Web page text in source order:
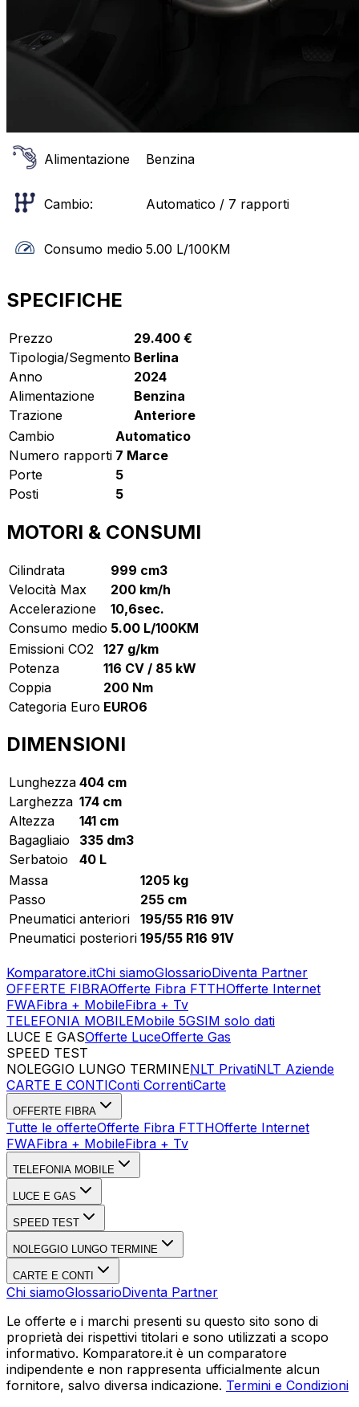
Alimentazione Benzina
Cambio: Automatico / 7 rapporti
Consumo medio 5.00 L/100KM
SPECIFICHE
Prezzo
29.400 €
Tipologia/Segmento Berlina
Anno
2024
Alimentazione
Benzina
Trazione
Anteriore
Cambio
Automatico
Numero rapporti 7 Marce
Porte
5
Posti
5
MOTORI & CONSUMI
Cilindrata
999 cm3
Velocità Max
200 km/h
Accelerazione
10,6sec.
Consumo medio 5.00 L/100KM
Emissioni CO2
127 g/km
Potenza
116 CV / 85 kW
Coppia
200 Nm
Categoria Euro EURO6
DIMENSIONI
Lunghezza 404 cm
Larghezza 174 cm
Altezza
141 cm
Bagagliaio
335 dm3
Serbatoio
40 L
Massa
1205 kg
Passo
255 cm
Pneumatici anteriori
195/55 R16 91V
Pneumatici posteriori 195/55 R16 91V
Komparatore.itChi siamoGlossarioDiventa Partner
OFFERTE FIBRAOfferte Fibra FTTHOfferte Internet
FWAFibra + MobileFibra + Tv
TELEFONIA MOBILEMobile 5GSIM solo dati
LUCE E GASOfferte LuceOfferte Gas
SPEED TEST
NOLEGGIO LUNGO TERMINENLT PrivatiNLT Aziende
CARTE E CONTIConti CorrentiCarte
OFFERTE FIBRA
Tutte le offerteOfferte Fibra FTTHOfferte Internet
FWAFibra + MobileFibra + Tv
TELEFONIA MOBILE
LUCE E GAS
SPEED TEST
NOLEGGIO LUNGO TERMINE
CARTE E CONTI
Chi siamoGlossarioDiventa Partner
Le offerte e i marchi presenti su questo sito sono di
proprietà dei rispettivi titolari e sono utilizzati a scopo
informativo. Komparatore.it è un comparatore
indipendente e non rappresenta ufficialmente alcun
fornitore, salvo diversa indicazione. Termini e Condizioni